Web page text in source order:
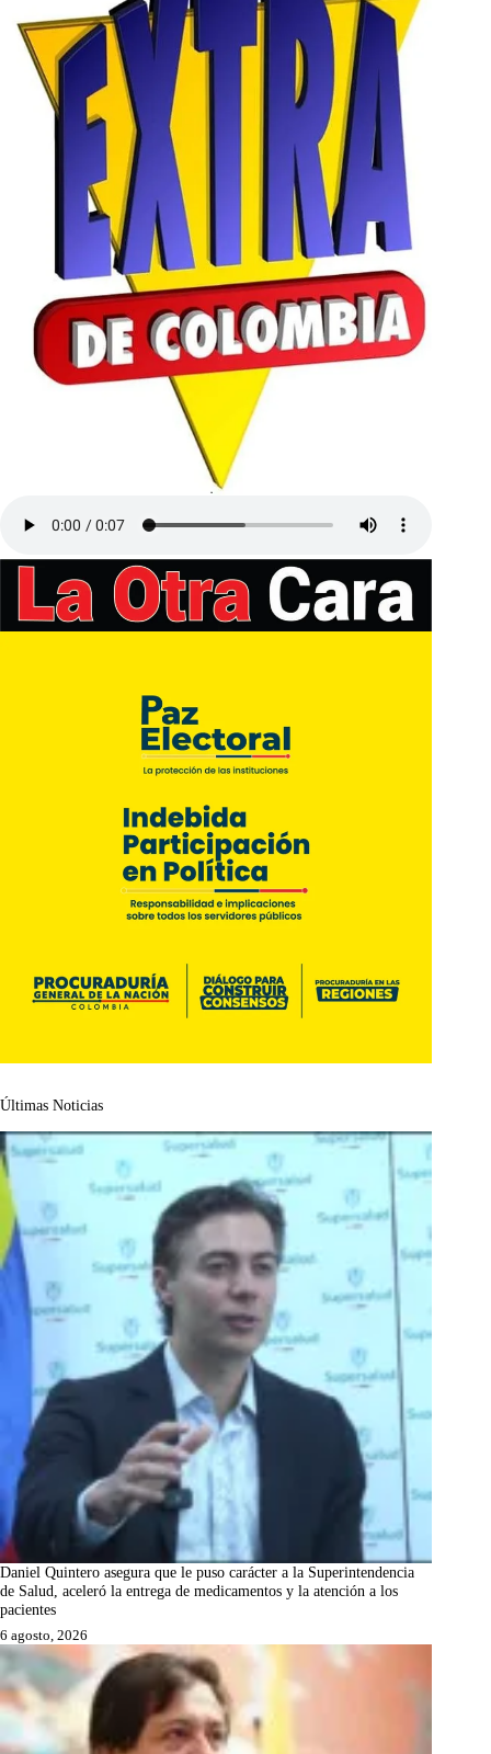
Últimas Noticias
Daniel Quintero asegura que le puso carácter a la Superintendencia
de Salud, aceleró la entrega de medicamentos y la atención a los
pacientes
6 agosto, 2026